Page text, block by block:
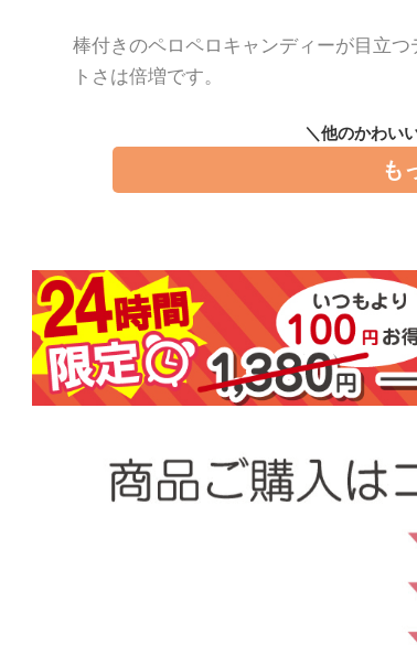
棒付きのペロペロキャンディーが目立
トさは倍増です。
＼他のかわい
も